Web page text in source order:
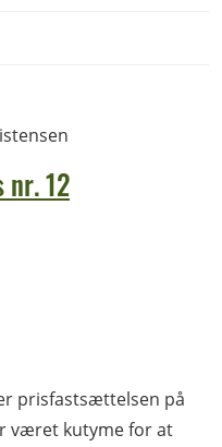
nr. 12
prisfastsættelsen på
været kutyme for at